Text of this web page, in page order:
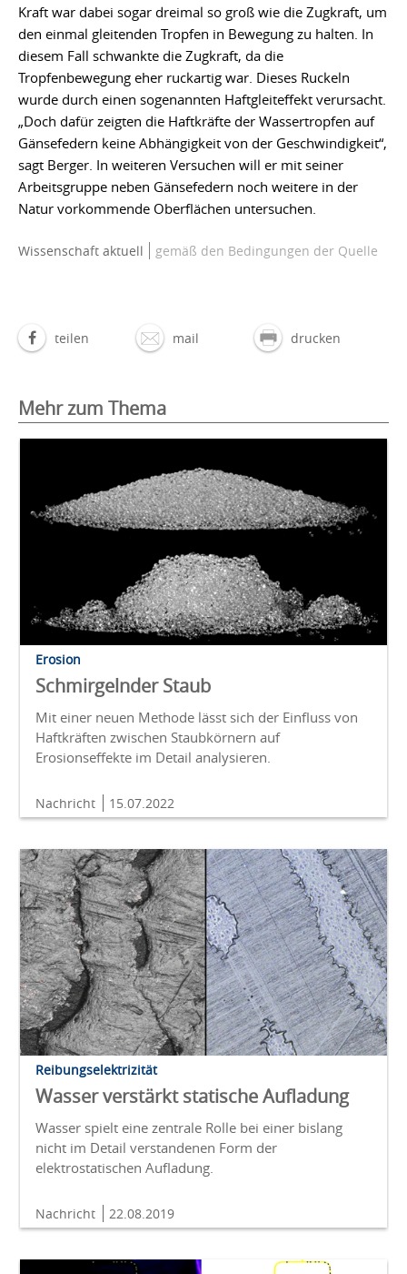
Kraft war dabei sogar dreimal so groß wie die Zugkraft, um
den einmal gleitenden Tropfen in Bewegung zu halten. In
diesem Fall schwankte die Zugkraft, da die
Tropfenbewegung eher ruckartig war. Dieses Ruckeln
wurde durch einen sogenannten Haftgleiteffekt verursacht.
„Doch dafür zeigten die Haftkräfte der Wassertropfen auf
Gänsefedern keine Abhängigkeit von der Geschwindigkeit“,
sagt Berger. In weiteren Versuchen will er mit seiner
Arbeitsgruppe neben Gänsefedern noch weitere in der
Natur vorkommende Oberflächen untersuchen.
Wissenschaft aktuell gemäß den Bedingungen der Quelle
teilen mail drucken
Mehr zum Thema
Erosion
Schmirgelnder Staub
Mit einer neuen Methode lässt sich der Einfluss von
Haftkräften zwischen Staubkörnern auf
Erosionseffekte im Detail analysieren.
Nachricht 15.07.2022
Reibungselektrizität
Wasser verstärkt statische Aufladung
Wasser spielt eine zentrale Rolle bei einer bislang
nicht im Detail verstandenen Form der
elektrostatischen Aufladung.
Nachricht 22.08.2019